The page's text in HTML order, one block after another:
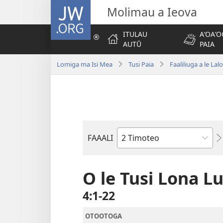
JW.ORG Molimau a Ieova
ITULAU
AUTŪ
PAIA
Lomiga ma Isi Mea Tusi Paia Faaliliuga a le
FAAALI
Tusi
Tusi
O le Tusi Lona
4:1-22
OTOOTOGA